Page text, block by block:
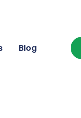
Blog